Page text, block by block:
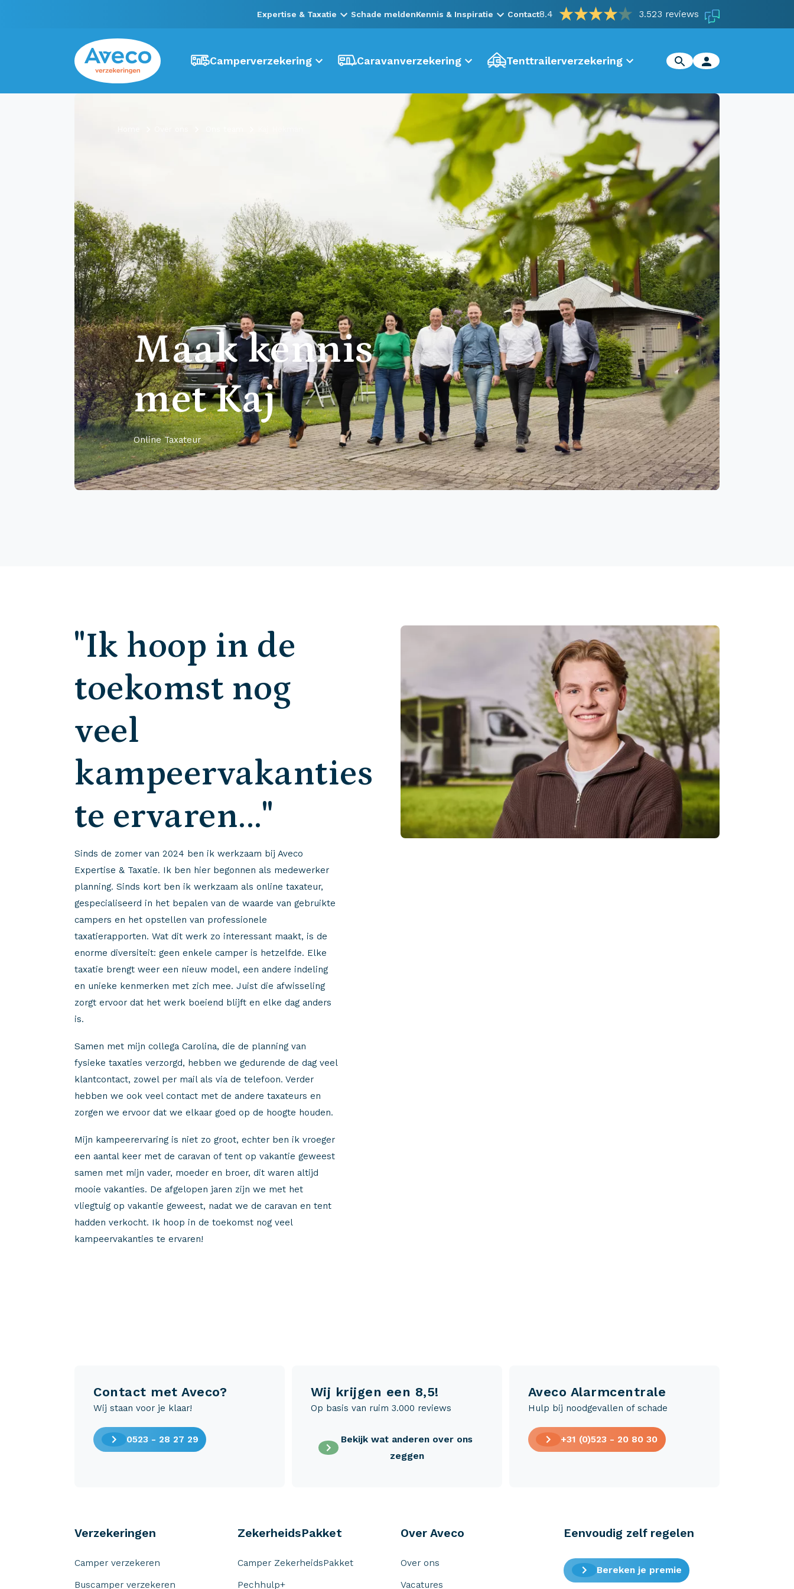
Expertise & Taxatie Schade meldenKennis & Inspiratie Contact8.4 3.523 reviews
Camperverzekering Caravanverzekering Tenttrailerverzekering
Maak kennis
met Kaj
Online Taxateur
"Ik hoop in de
toekomst nog
veel
kampeervakanties
te ervaren..."
Sinds de zomer van 2024 ben ik werkzaam bij Aveco
Expertise & Taxatie. Ik ben hier begonnen als medewerker
planning. Sinds kort ben ik werkzaam als online taxateur,
gespecialiseerd in het bepalen van de waarde van gebruikte
campers en het opstellen van professionele
taxatierapporten. Wat dit werk zo interessant maakt, is de
enorme diversiteit: geen enkele camper is hetzelfde. Elke
taxatie brengt weer een nieuw model, een andere indeling
en unieke kenmerken met zich mee. Juist die afwisseling
zorgt ervoor dat het werk boeiend blijft en elke dag anders
is.
Samen met mijn collega Carolina, die de planning van
fysieke taxaties verzorgd, hebben we gedurende de dag veel
klantcontact, zowel per mail als via de telefoon. Verder
hebben we ook veel contact met de andere taxateurs en
zorgen we ervoor dat we elkaar goed op de hoogte houden.
Mijn kampeerervaring is niet zo groot, echter ben ik vroeger
een aantal keer met de caravan of tent op vakantie geweest
samen met mijn vader, moeder en broer, dit waren altijd
mooie vakanties. De afgelopen jaren zijn we met het
vliegtuig op vakantie geweest, nadat we de caravan en tent
hadden verkocht. Ik hoop in de toekomst nog veel
kampeervakanties te ervaren!
Contact met Aveco?
Wij staan voor je klaar!
0523 - 28 27 29
Wij krijgen een 8,5!
Op basis van ruim 3.000 reviews
Bekijk wat anderen over ons
zeggen
Aveco Alarmcentrale
Hulp bij noodgevallen of schade
+31 (0)523 - 20 80 30
Verzekeringen
Camper verzekeren
Buscamper verzekeren
ZekerheidsPakket
Camper ZekerheidsPakket
Pechhulp+
Over Aveco
Over ons
Vacatures
Eenvoudig zelf regelen
Bereken je premie